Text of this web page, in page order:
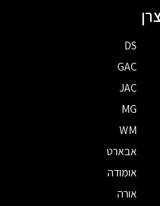
DS
GAC
JAC
MG
WM
אבארט
אומודה
אורה